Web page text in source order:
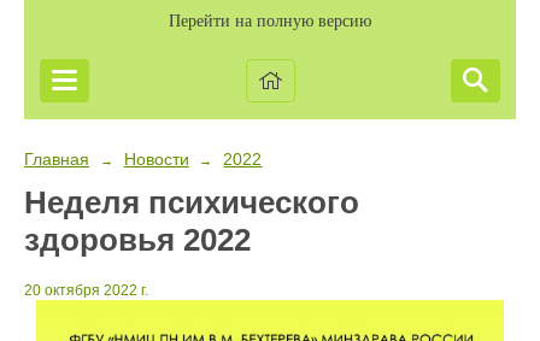
Перейти на полную версию
Главная → Новости → 2022
Неделя психического
здоровья 2022
20 октября 2022 г.